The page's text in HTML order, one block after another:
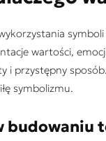
wartości,
i przystępny
symbolizmu.
budowaniu